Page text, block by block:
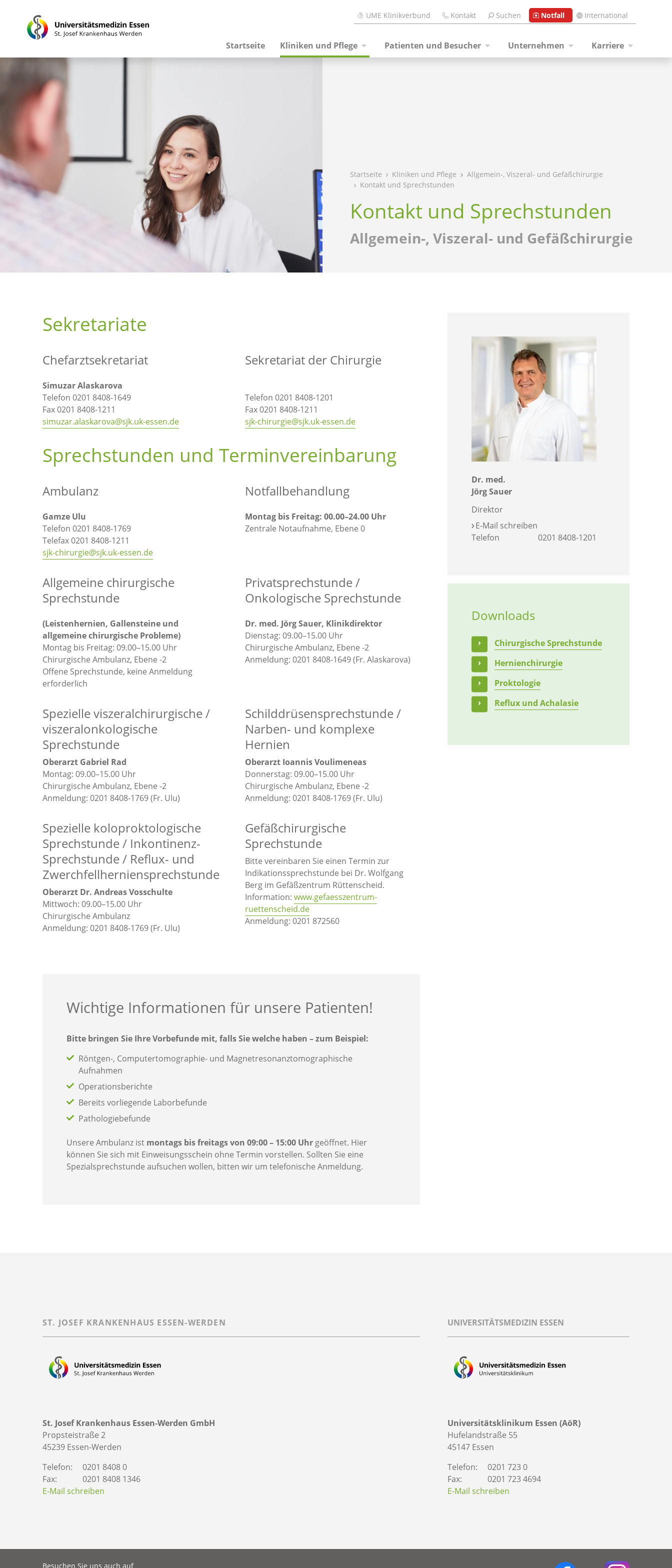
UME Klinikverbund Kontakt Suchen Notfall International
Startseite Kliniken und Pflege Patienten und Besucher Unternehmen Karriere
Startseite Kliniken und Pflege
Allgemein-, Viszeral- und Gefäßchirurgie
Kontakt und Sprechstunden
Kontakt und Sprechstunden
Allgemein-, Viszeral- und Gefäßchirurgie
Sekretariate
Chefarztsekretariat
Simuzar Alaskarova
Telefon 0201 8408-1649
Fax 0201 8408-1211
simuzar.alaskarova@sjk.uk-essen.de
Sekretariat der Chirurgie
Telefon 0201 8408-1201
Fax 0201 8408-1211
sjk-chirurgie@sjk.uk-essen.de
Sprechstunden und Terminvereinbarung
Ambulanz
Gamze Ulu
Telefon 0201 8408-1769
Telefax 0201 8408-1211
sjk-chirurgie@sjk.uk-essen.de
Notfallbehandlung
Montag bis Freitag: 00.00–24.00 Uhr
Zentrale Notaufnahme, Ebene 0
Allgemeine chirurgische
Sprechstunde
(Leistenhernien, Gallensteine und
allgemeine chirurgische Probleme)
Montag bis Freitag: 09.00–15.00 Uhr
Chirurgische Ambulanz, Ebene -2
Offene Sprechstunde, keine Anmeldung
erforderlich
Privatsprechstunde /
Onkologische Sprechstunde
Dr. med. Jörg Sauer, Klinikdirektor
Dienstag: 09.00–15.00 Uhr
Chirurgische Ambulanz, Ebene -2
Anmeldung: 0201 8408-1649 (Fr. Alaskarova)
Spezielle viszeralchirurgische /
viszeralonkologische
Sprechstunde
Oberarzt Gabriel Rad
Montag: 09.00–15.00 Uhr
Chirurgische Ambulanz, Ebene -2
Anmeldung: 0201 8408-1769 (Fr. Ulu)
Schilddrüsensprechstunde /
Narben- und komplexe
Hernien
Oberarzt Ioannis Voulimeneas
Donnerstag: 09.00–15.00 Uhr
Chirurgische Ambulanz, Ebene -2
Anmeldung: 0201 8408-1769 (Fr. Ulu)
Spezielle koloproktologische
Sprechstunde / Inkontinenz-
Sprechstunde / Reflux- und
Zwerchfellherniensprechstunde
Oberarzt Dr. Andreas Vosschulte
Mittwoch: 09.00–15.00 Uhr
Chirurgische Ambulanz
Anmeldung: 0201 8408-1769 (Fr. Ulu)
Gefäßchirurgische
Sprechstunde
Bitte vereinbaren Sie einen Termin zur
Indikationssprechstunde bei Dr. Wolfgang
Berg im Gefäßzentrum Rüttenscheid.
Information:www.gefaesszentrum-
ruettenscheid.de
Anmeldung: 0201 872560
Wichtige Informationen für unsere Patienten!
Bitte bringen Sie Ihre Vorbefunde mit, falls Sie welche haben – zum Beispiel:
Röntgen-, Computertomographie- und Magnetresonanztomographische
Aufnahmen
Operationsberichte
Bereits vorliegende Laborbefunde
Pathologiebefunde
Unsere Ambulanz ist montags bis freitags von 09:00 – 15:00 Uhr geöffnet. Hier
können Sie sich mit Einweisungsschein ohne Termin vorstellen. Sollten Sie eine
Spezialsprechstunde aufsuchen wollen, bitten wir um telefonische Anmeldung.
Dr. med.
Jörg Sauer
Direktor
E-Mail schreiben
Telefon
0201 8408-1201
Downloads
Chirurgische Sprechstunde
Hernienchirurgie
Proktologie
Reflux und Achalasie
ST. JOSEF KRANKENHAUS ESSEN-WERDEN
St. Josef Krankenhaus Essen-Werden GmbH
Propsteistraße 2
45239 Essen-Werden
Telefon:
0201 8408 0
Fax:
0201 8408 1346
E-Mail schreiben
UNIVERSITÄTSMEDIZIN ESSEN
Universitätsklinikum Essen (AöR)
Hufelandstraße 55
45147 Essen
Telefon:
0201 723 0
Fax:
0201 723 4694
E-Mail schreiben
Besuchen Sie uns auch auf